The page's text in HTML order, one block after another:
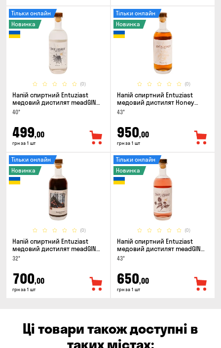
(0)
Тільки онлайн
Новинка
Напій спиртний Entuziast
медовий дистилят meadGIN
0.5л
40°
499,00
грн за 1 шт
(0)
Тільки онлайн
Новинка
Напій спиртний Entuziast
медовий дистилят Honey
Spirit Apple 0.5л
43°
950,00
грн за 1 шт
(0)
Тільки онлайн
Новинка
Напій спиртний Entuziast
медовий дистилят meadGIN
Sloe 0.5л
32°
700,00
грн за 1 шт
(0)
Тільки онлайн
Новинка
Напій спиртний Entuziast
медовий дистилят meadGIN
Raspberry 0.5л
43°
650,00
грн за 1 шт
Ці товари також доступні в
таких містах: